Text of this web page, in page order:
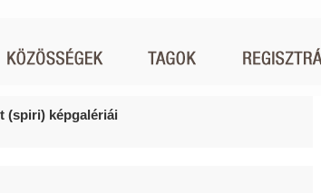
(spiri) képgalériái